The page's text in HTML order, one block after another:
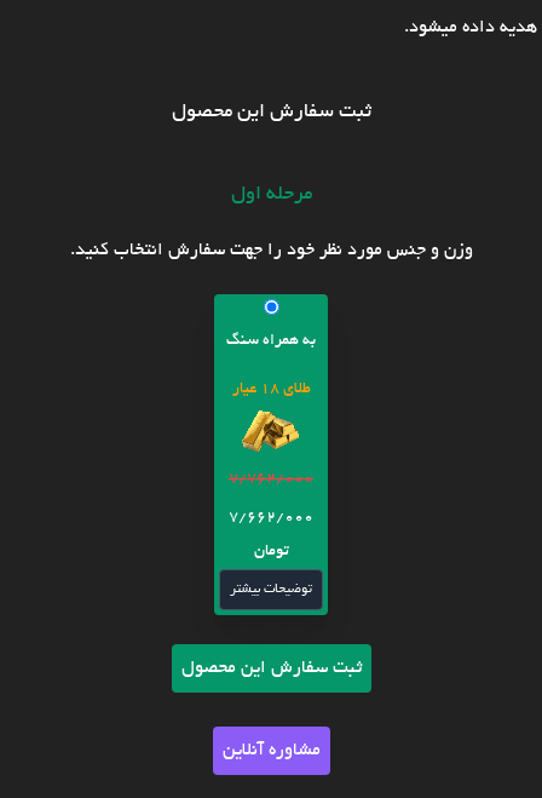
هدیه داده میشود.
ثبت سفارش این محصول
مرحله اول
وزن و جنس مورد نظر خود را جهت سفارش انتخاب کنید.
به همراه سنگ
طلای 18 عیار
7/762/000
7/662/000
تومان
توضیحات بیشتر
ثبت سفارش این محصول
مشاوره آنلاین